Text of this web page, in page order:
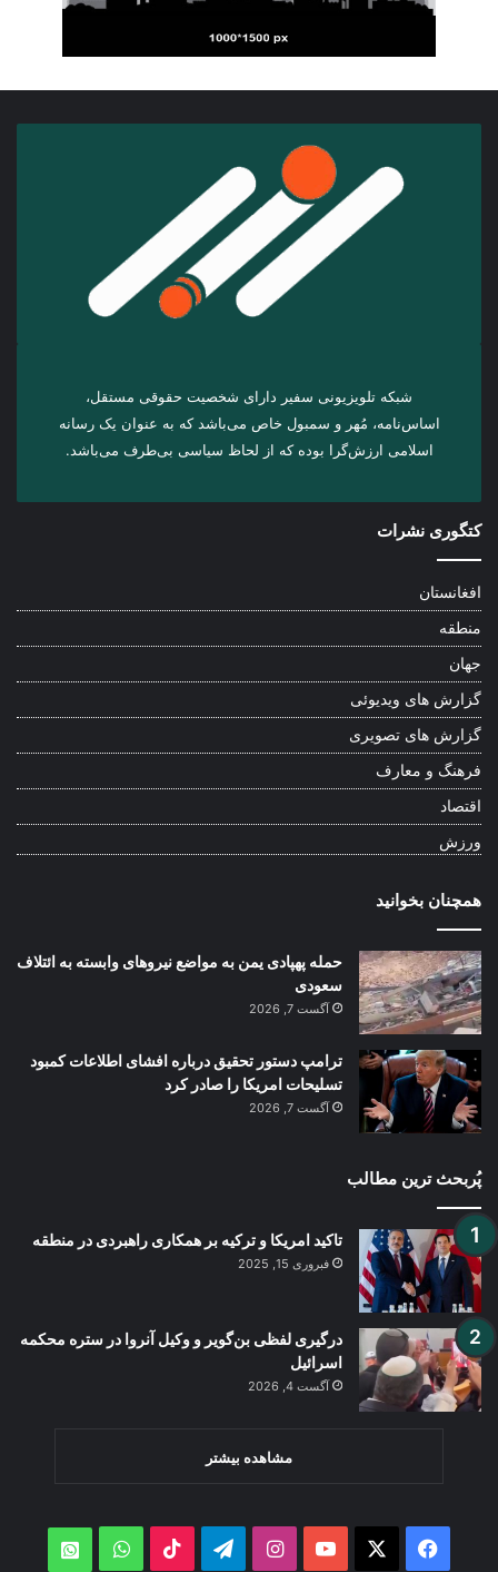
شبکه تلویزیونی سفیر دارای شخصیت حقوقی مستقل،
اساس‌نامه، مُهر و سمبول خاص می‌باشد که به عنوان یک رسانه
اسلامی ارزش‌گرا بوده که از لحاظ سیاسی بی‌طرف می‌باشد.
کتگوری نشرات
افغانستان
منطقه
جهان
گزارش های ویدیوئی
گزارش های تصویری
فرهنگ و معارف
اقتصاد
ورزش
همچنان بخوانید
حمله پهپادی یمن به مواضع نیروهای وابسته به ائتلاف
سعودی
آگست 7, 2026
ترامپ دستور تحقیق درباره افشای اطلاعات کمبود
تسلیحات امریکا را صادر کرد
آگست 7, 2026
پُربحث ترین مطالب
تاکید امریکا و ترکیه بر همکاری راهبردی در منطقه
فبروری 15, 2025
درگیری لفظی بن‌گویر و وکیل آنروا در ستره محکمه
اسرائیل
آگست 4, 2026
مشاهده بیشتر
Facebook
YouTube
Instagram
Telegram
TikTok
WhatsApp